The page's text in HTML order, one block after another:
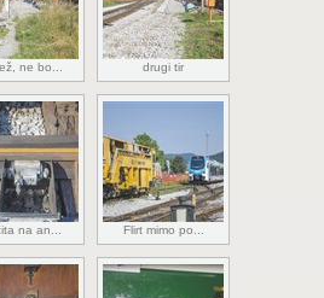
ne bo... drugi tir
na an... Flirt mimo po...